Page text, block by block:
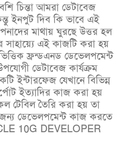
চিন্তা আমরা ডেটাবেজ
ইনপুট দিব কি ভাবে এই
মাথায় ঘুরছে উত্তর হল
এই কাজটি করা হয়
ভিত্তিক ফ্রন্ডএনড ডেভেলপমেন্ট
ডেটাবেজ কার্যক্রম
ইন্টারফেজ যেখানে বিভিন্ন
ইত্যাদির কাজ করা হয়
টেবিল তৈরি করা হয় তা
ডেভেলপমেন্ট কাজ করতে
10G DEVELOPER